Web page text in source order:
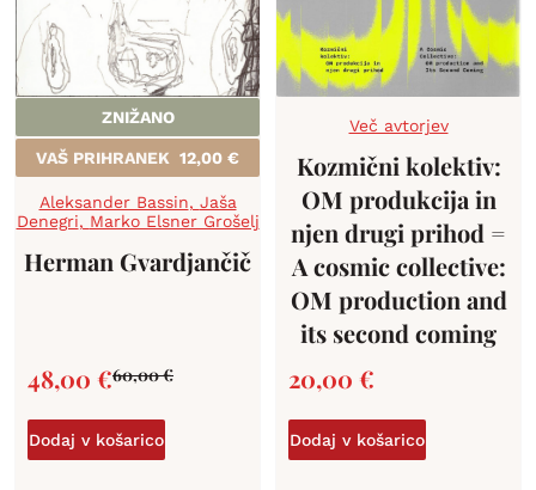
ZNIŽANO
VAŠ PRIHRANEK 12,00 €
Aleksander Bassin, Jaša
Denegri, Marko Elsner Grošelj
Herman Gvardjančič
60,00€
48,00 €
Dodaj v košarico
Več avtorjev
Kozmični kolektiv:
OM produkcija in
njen drugi prihod =
A cosmic collective:
OM production and
its second coming
20,00 €
Dodaj v košarico